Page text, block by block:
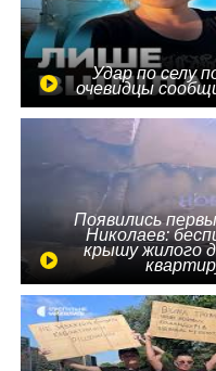
Удар по селу
очевидцы
Появились
Николаев:
крышу жилого